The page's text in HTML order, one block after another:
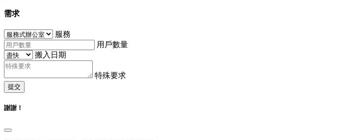
需求
服務
用戶數量
搬入日期
特殊要求
提交
謝謝！